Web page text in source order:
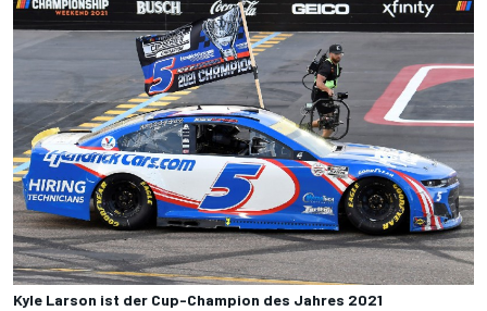
Kyle Larson ist der Cup-Champion des Jahres 2021